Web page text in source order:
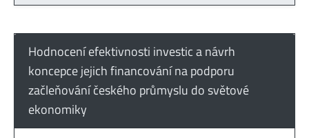
Hodnocení efektivnosti investic a návrh
koncepce jejich financování na podporu
začleňování českého průmyslu do světové
ekonomiky